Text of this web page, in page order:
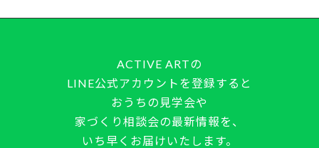
ACTIVE ARTの
LINE公式アカウントを登録すると
おうちの見学会や
家づくり相談会の最新情報を、
いち早くお届けいたします。